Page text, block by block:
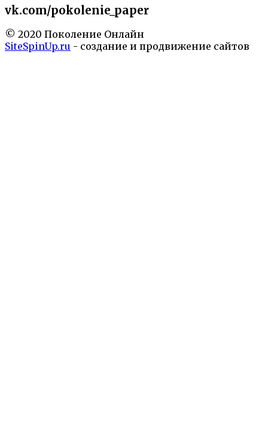
vk.com/pokolenie_paper
© 2020 Поколение Онлайн
SiteSpinUp.ru - создание и продвижение сайтов